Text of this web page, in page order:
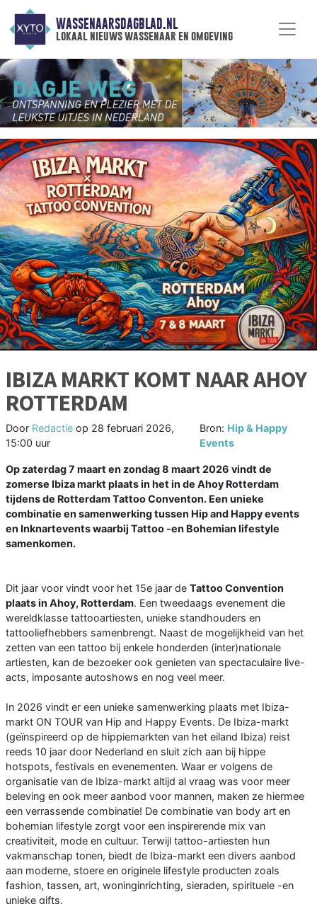
WASSENAARSDAGBLAD.NL
lokaal nieuws wassenaar en omgeving
IBIZA MARKT KOMT NAAR AHOY
ROTTERDAM
Door Redactie op 28 februari 2026,
15:00 uur
Bron: Hip & Happy
Events
Op zaterdag 7 maart en zondag 8 maart 2026 vindt de
zomerse Ibiza markt plaats in het in de Ahoy Rotterdam
tijdens de Rotterdam Tattoo Conventon. Een unieke
combinatie en samenwerking tussen Hip and Happy events
en Inknartevents waarbij Tattoo -en Bohemian lifestyle
samenkomen.
Dit jaar voor vindt voor het 15e jaar de Tattoo Convention
plaats in Ahoy, Rotterdam. Een tweedaags evenement die
wereldklasse tattooartiesten, unieke standhouders en
tattooliefhebbers samenbrengt. Naast de mogelijkheid van het
zetten van een tattoo bij enkele honderden (inter)nationale
artiesten, kan de bezoeker ook genieten van spectaculaire live-
acts, imposante autoshows en nog veel meer.
In 2026 vindt er een unieke samenwerking plaats met Ibiza-
markt ON TOUR van Hip and Happy Events. De Ibiza-markt
(geïnspireerd op de hippiemarkten van het eiland Ibiza) reist
reeds 10 jaar door Nederland en sluit zich aan bij hippe
hotspots, festivals en evenementen. Waar er volgens de
organisatie van de Ibiza-markt altijd al vraag was voor meer
beleving en ook meer aanbod voor mannen, maken ze hiermee
een verrassende combinatie! De combinatie van body art en
bohemian lifestyle zorgt voor een inspirerende mix van
creativiteit, mode en cultuur. Terwijl tattoo-artiesten hun
vakmanschap tonen, biedt de Ibiza-markt een divers aanbod
aan moderne, stoere en originele lifestyle producten zoals
fashion, tassen, art, woninginrichting, sieraden, spirituele -en
unieke gifts.